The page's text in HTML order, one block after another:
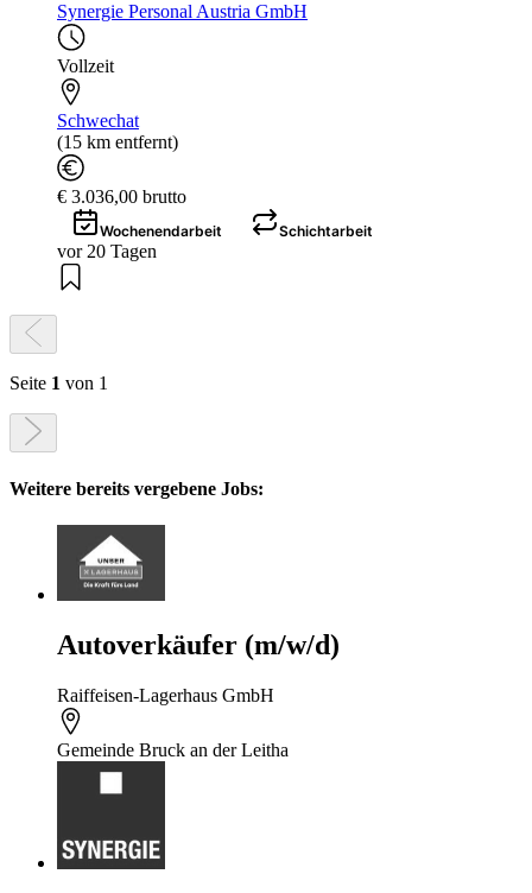
Synergie Personal Austria GmbH
Vollzeit
Schwechat
(15 km entfernt)
€ 3.036,00 brutto
Wochenendarbeit Schichtarbeit
vor 20 Tagen
Seite 1 von 1
Weitere bereits vergebene Jobs:
Autoverkäufer (m/w/d)
Raiffeisen-Lagerhaus GmbH
Gemeinde Bruck an der Leitha